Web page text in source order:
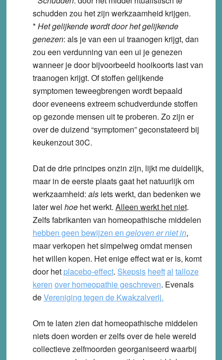
schudden zou het zijn werkzaamheid krijgen.
*Het gelijkende wordt door het gelijkende
genezen: als je van een ui traanogen krijgt, dan
zou een verdunning van een ui je genezen
wanneer je door bijvoorbeeld hooikoorts last van
traanogen krijgt. Of stoffen gelijkende
symptomen teweegbrengen wordt bepaald
door eveneens extreem schudverdunde stoffen
op gezonde mensen uit te proberen. Zo zijn er
over de duizend “symptomen” geconstateerd bij
keukenzout 30C.
Dat de drie principes onzin zijn, lijkt me duidelijk,
maar in de eerste plaats gaat het natuurlijk om
werkzaamheid: alsiets werkt, dan bedenken we
later wel hoehet werkt. Alleen werkt het niet.
Zelfs fabrikanten van homeopathische middelen
hebben geen bewijzen en geloven er niet in,
maar verkopen het simpelweg omdat mensen
het willen kopen. Het enige effect wat er is, komt
door het placebo-effect. Skepsis heeftal talloze
keren over homeopathie geschreven. Evenals
deVereniging tegen de Kwakzalverij.
Om te laten zien dat homeopathische middelen
niets doen worden er zelfs over de hele wereld
collectieve zelfmoorden georganiseerd waarbij